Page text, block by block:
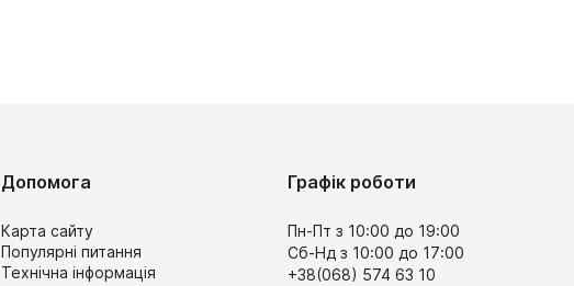
Допомога
Карта сайту
Популярні питання
Технічна інформація
Графік роботи
Пн-Пт з 10:00 до 19:00
Сб-Нд з 10:00 до 17:00
+38(068) 574 63 10